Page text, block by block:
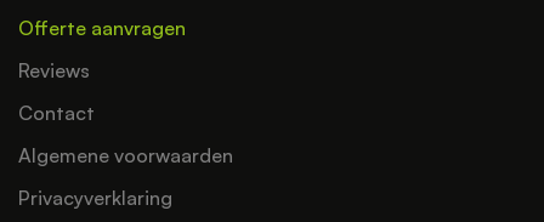
Offerte aanvragen
Reviews
Contact
Algemene voorwaarden
Privacyverklaring